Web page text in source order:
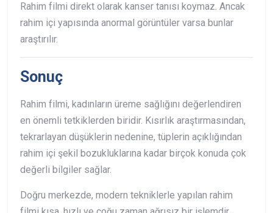
Rahim filmi direkt olarak kanser tanısı koymaz. Ancak
rahim içi yapısında anormal görüntüler varsa bunlar
araştırılır.
Sonuç
Rahim filmi, kadınların üreme sağlığını değerlendiren
en önemli tetkiklerden biridir. Kısırlık araştırmasından,
tekrarlayan düşüklerin nedenine, tüplerin açıklığından
rahim içi şekil bozukluklarına kadar birçok konuda çok
değerli bilgiler sağlar.
Doğru merkezde, modern tekniklerle yapılan rahim